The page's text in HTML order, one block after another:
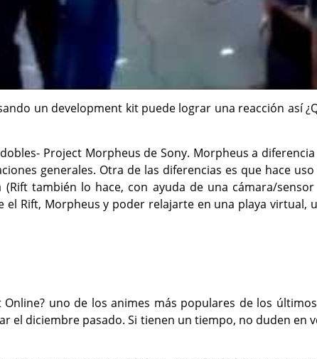
un development kit puede lograr una reacción así
Project Morpheus de Sony. Morpheus a
generales. Otra de las diferencias es que hace
también lo hace, con ayuda de una cámara/sensor
el Rift, Morpheus y poder relajarte en una playa
uno de los animes más populares de los
el diciembre pasado. Si tienen un tiempo, no duden en